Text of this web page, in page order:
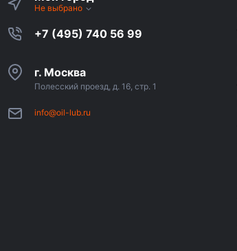
Не выбрано
+7 (495) 740 56 99
г. Москва
Полесский проезд, д. 16, стр. 1
info@oil-lub.ru